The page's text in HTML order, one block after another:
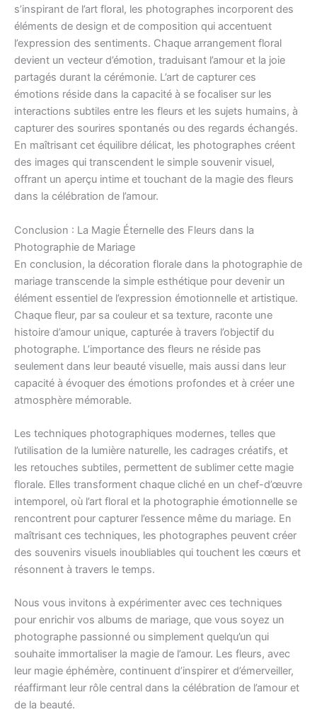
s’inspirant de l’art floral, les photographes incorporent des
éléments de design et de composition qui accentuent
l’expression des sentiments. Chaque arrangement floral
devient un vecteur d’émotion, traduisant l’amour et la joie
partagés durant la cérémonie. L’art de capturer ces
émotions réside dans la capacité à se focaliser sur les
interactions subtiles entre les fleurs et les sujets humains, à
capturer des sourires spontanés ou des regards échangés.
En maîtrisant cet équilibre délicat, les photographes créent
des images qui transcendent le simple souvenir visuel,
offrant un aperçu intime et touchant de la magie des fleurs
dans la célébration de l’amour.
Conclusion : La Magie Éternelle des Fleurs dans la
Photographie de Mariage
En conclusion, la décoration florale dans la photographie de
mariage transcende la simple esthétique pour devenir un
élément essentiel de l’expression émotionnelle et artistique.
Chaque fleur, par sa couleur et sa texture, raconte une
histoire d’amour unique, capturée à travers l’objectif du
photographe. L’importance des fleurs ne réside pas
seulement dans leur beauté visuelle, mais aussi dans leur
capacité à évoquer des émotions profondes et à créer une
atmosphère mémorable.
Les techniques photographiques modernes, telles que
l’utilisation de la lumière naturelle, les cadrages créatifs, et
les retouches subtiles, permettent de sublimer cette magie
florale. Elles transforment chaque cliché en un chef-d’œuvre
intemporel, où l’art floral et la photographie émotionnelle se
rencontrent pour capturer l’essence même du mariage. En
maîtrisant ces techniques, les photographes peuvent créer
des souvenirs visuels inoubliables qui touchent les cœurs et
résonnent à travers le temps.
Nous vous invitons à expérimenter avec ces techniques
pour enrichir vos albums de mariage, que vous soyez un
photographe passionné ou simplement quelqu’un qui
souhaite immortaliser la magie de l’amour. Les fleurs, avec
leur magie éphémère, continuent d’inspirer et d’émerveiller,
réaffirmant leur rôle central dans la célébration de l’amour et
de la beauté.